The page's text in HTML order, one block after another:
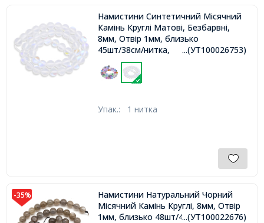
Намистини Синтетичний Місячний
Камінь Круглі Матові, Безбарвні,
8мм, Отвір 1мм, близько
45шт/38см/нитка,
...(УТ100026753)
Упак.: 1 нитка
-35%
Намистини Натуральний Чорний
Місячний Камінь Круглі, 8мм, Отвір
1мм, близько 48шт/40см/нитка,
...(УТ100022676)